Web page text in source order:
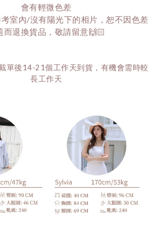
會有輕微色差
室內/沒有陽光下的相片，恕不因色差
而退換貨品，敬請留意🙌🏻
單後14-21個工作天到貨，有機會需時較
長工作天